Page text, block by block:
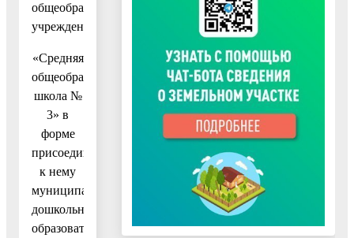
общеобразовательного
учреждения
«Средняя
общеобразовательная
школа №
3» в
форме
присоединения
к нему
муниципального
дошкольного
образовательного